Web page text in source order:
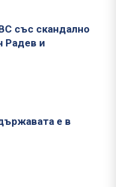
със скандално
Радев и
е в